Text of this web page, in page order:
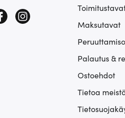
Maksutavat
Palautus &
Ostoehdot
Tietoa